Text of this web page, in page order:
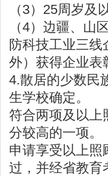
（3）25周岁及
（4）边疆、山
防科技工业三
外）获得企业表
4.散居的少数民
生学校确定。
符合两项及以上
分较高的一项。
申请享受以上照
过，并经省教育